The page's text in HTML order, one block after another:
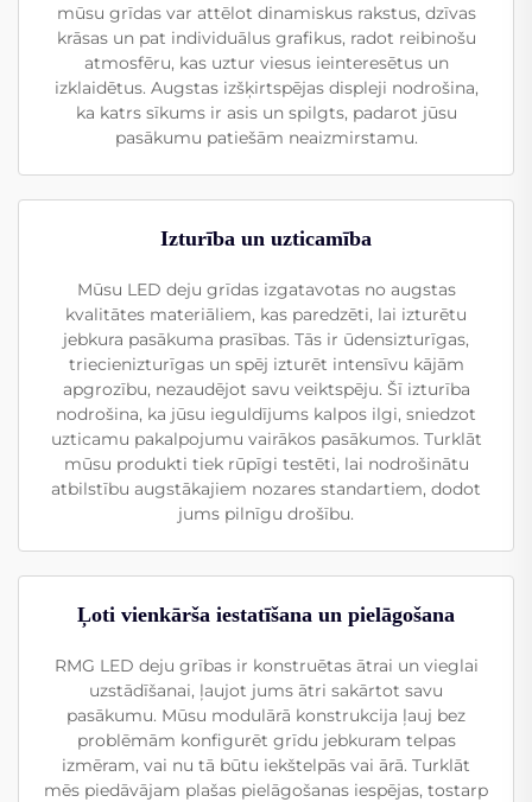
mūsu grīdas var attēlot dinamiskus rakstus, dzīvas
krāsas un pat individuālus grafikus, radot reibinošu
atmosfēru, kas uztur viesus ieinteresētus un
izklaidētus. Augstas izšķirtspējas displeji nodrošina,
ka katrs sīkums ir asis un spilgts, padarot jūsu
pasākumu patiešām neaizmirstamu.
Izturība un uzticamība
Mūsu LED deju grīdas izgatavotas no augstas
kvalitātes materiāliem, kas paredzēti, lai izturētu
jebkura pasākuma prasības. Tās ir ūdensizturīgas,
triecienizturīgas un spēj izturēt intensīvu kājām
apgrozību, nezaudējot savu veiktspēju. Šī izturība
nodrošina, ka jūsu ieguldījums kalpos ilgi, sniedzot
uzticamu pakalpojumu vairākos pasākumos. Turklāt
mūsu produkti tiek rūpīgi testēti, lai nodrošinātu
atbilstību augstākajiem nozares standartiem, dodot
jums pilnīgu drošību.
Ļoti vienkārša iestatīšana un pielāgošana
RMG LED deju grības ir konstruētas ātrai un vieglai
uzstādīšanai, ļaujot jums ātri sakārtot savu
pasākumu. Mūsu modulārā konstrukcija ļauj bez
problēmām konfigurēt grīdu jebkuram telpas
izmēram, vai nu tā būtu iekštelpās vai ārā. Turklāt
mēs piedāvājam plašas pielāgošanas iespējas, tostarp